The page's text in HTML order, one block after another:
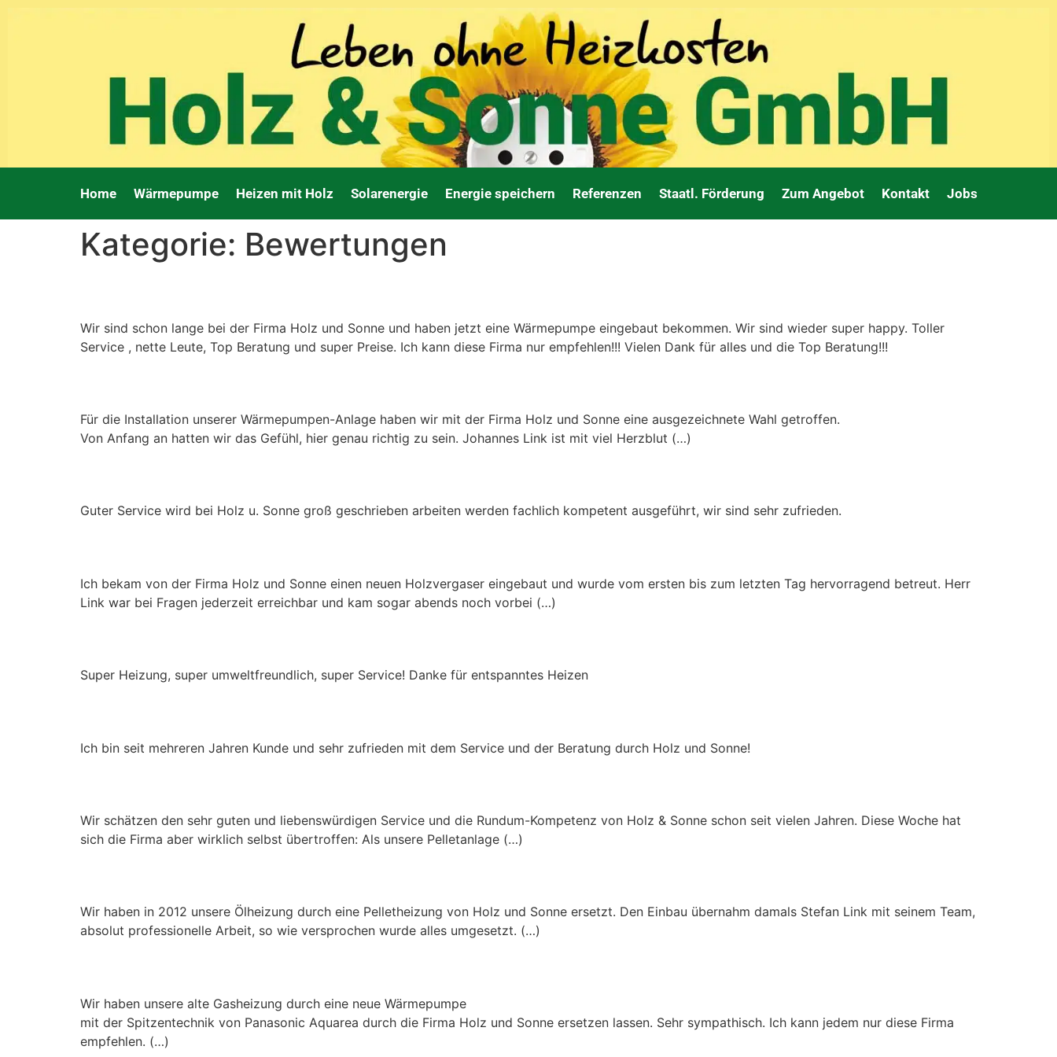
Home Wärmepumpe Heizen mit Holz Solarenergie Energie speichern Referenzen Staatl. Förderung Zum Angebot Kontakt Jobs
Kategorie: Bewertungen
Wir sind schon lange bei der Firma Holz und Sonne und haben jetzt eine Wärmepumpe eingebaut bekommen. Wir sind wieder super happy. Toller
Service , nette Leute, Top Beratung und super Preise. Ich kann diese Firma nur empfehlen!!! Vielen Dank für alles und die Top Beratung!!!
Für die Installation unserer Wärmepumpen-Anlage haben wir mit der Firma Holz und Sonne eine ausgezeichnete Wahl getroffen.
Von Anfang an hatten wir das Gefühl, hier genau richtig zu sein. Johannes Link ist mit viel Herzblut (…)
Guter Service wird bei Holz u. Sonne groß geschrieben arbeiten werden fachlich kompetent ausgeführt, wir sind sehr zufrieden.
Ich bekam von der Firma Holz und Sonne einen neuen Holzvergaser eingebaut und wurde vom ersten bis zum letzten Tag hervorragend betreut. Herr
Link war bei Fragen jederzeit erreichbar und kam sogar abends noch vorbei (…)
Super Heizung, super umweltfreundlich, super Service! Danke für entspanntes Heizen
Ich bin seit mehreren Jahren Kunde und sehr zufrieden mit dem Service und der Beratung durch Holz und Sonne!
Wir schätzen den sehr guten und liebenswürdigen Service und die Rundum-Kompetenz von Holz & Sonne schon seit vielen Jahren. Diese Woche hat
sich die Firma aber wirklich selbst übertroffen: Als unsere Pelletanlage (…)
Wir haben in 2012 unsere Ölheizung durch eine Pelletheizung von Holz und Sonne ersetzt. Den Einbau übernahm damals Stefan Link mit seinem Team,
absolut professionelle Arbeit, so wie versprochen wurde alles umgesetzt. (…)
Wir haben unsere alte Gasheizung durch eine neue Wärmepumpe
mit der Spitzentechnik von Panasonic Aquarea durch die Firma Holz und Sonne ersetzen lassen. Sehr sympathisch. Ich kann jedem nur diese Firma
empfehlen. (…)